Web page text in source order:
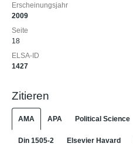
Erscheinungsjahr
2009
Seite
18
ELSA-ID
1427
Zitieren
AMA APA Political Science
Din 1505-2 Elsevier Havard